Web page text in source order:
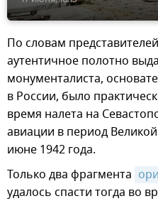
По словам
аутентичное полотно
монументалиста,
в России, было
время налета на
авиации в период
июне 1942 года.
Только два фрагмента
удалось спасти тогда во